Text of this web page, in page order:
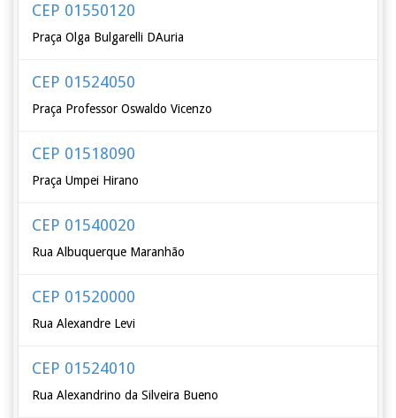
CEP 01550120
Praça Olga Bulgarelli DAuria
CEP 01524050
Praça Professor Oswaldo Vicenzo
CEP 01518090
Praça Umpei Hirano
CEP 01540020
Rua Albuquerque Maranhão
CEP 01520000
Rua Alexandre Levi
CEP 01524010
Rua Alexandrino da Silveira Bueno